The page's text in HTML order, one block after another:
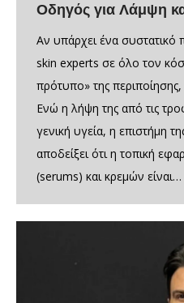
Οδηγός για Λάμψη
Αν υπάρχει ένα συστατικό
skin experts σε όλο τον
πρότυπο» της περιποίησης,
Ενώ η λήψη της από τις
γενική υγεία, η επιστήμη
αποδείξει ότι η τοπική
(serums) και κρεμών είναι…